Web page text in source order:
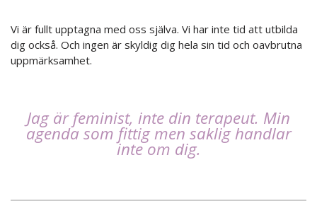
Vi är fullt upptagna med oss själva. Vi har inte tid att utbilda
dig också. Och ingen är skyldig dig hela sin tid och oavbrutna
uppmärksamhet.
Jag är feminist, inte din terapeut. Min
agenda som fittig men saklig handlar
inte om dig.